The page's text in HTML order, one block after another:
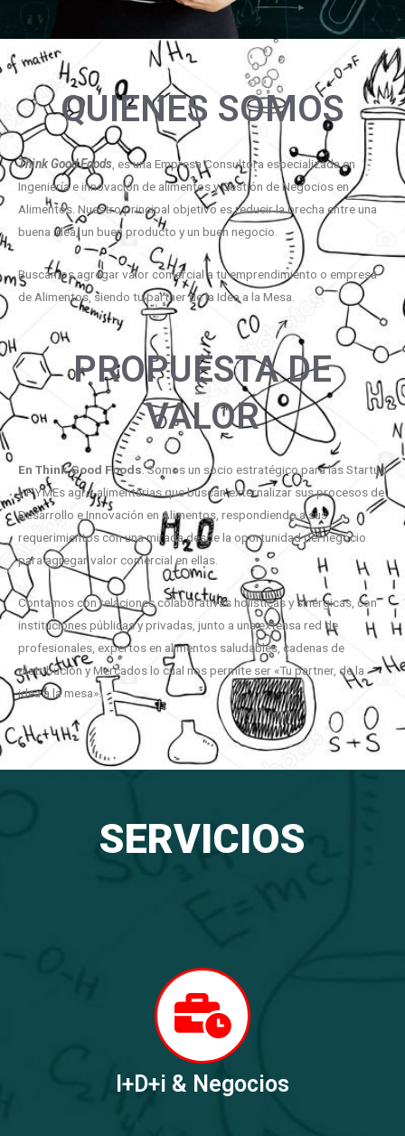
QUIENES SOMOS
Think Good Foods , es una Empresa Consultora especializada en
Ingeniería e innovación de alimentos y Gestión de Negocios en
Alimentos. Nuestro principal objetivo es reducir la brecha entre una
buena idea, un buen producto y un buen negocio.
Buscamos agregar valor comercial a tu emprendimiento o empresa
de Alimentos, siendo tu partner de la Idea a la Mesa.
PROPUESTA DE
VALOR
En ThinkGood Foods. Somos un socio estratégico para las Startup
y PYMEs agro-alimentarias que buscan externalizar sus procesos de
Desarrollo e Innovación en Alimentos, respondiendo a sus
requerimientos con una mirada desde la oportunidad del negocio
para agregar valor comercial en ellas.
Contamos con relaciones colaborativas holísticas y sinérgicas, con
instituciones públicas y privadas, junto a una extensa red de
profesionales, expertos en alimentos saludables, cadenas de
distribución y Mercados lo cual nos permite ser «Tu partner, de la
idea a la mesa».
SERVICIOS
I+D+i & Negocios